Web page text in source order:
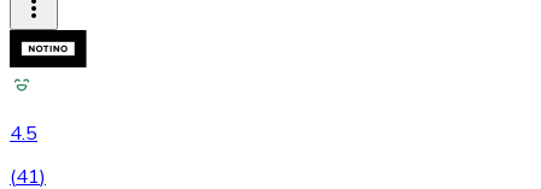
4.5
(41)